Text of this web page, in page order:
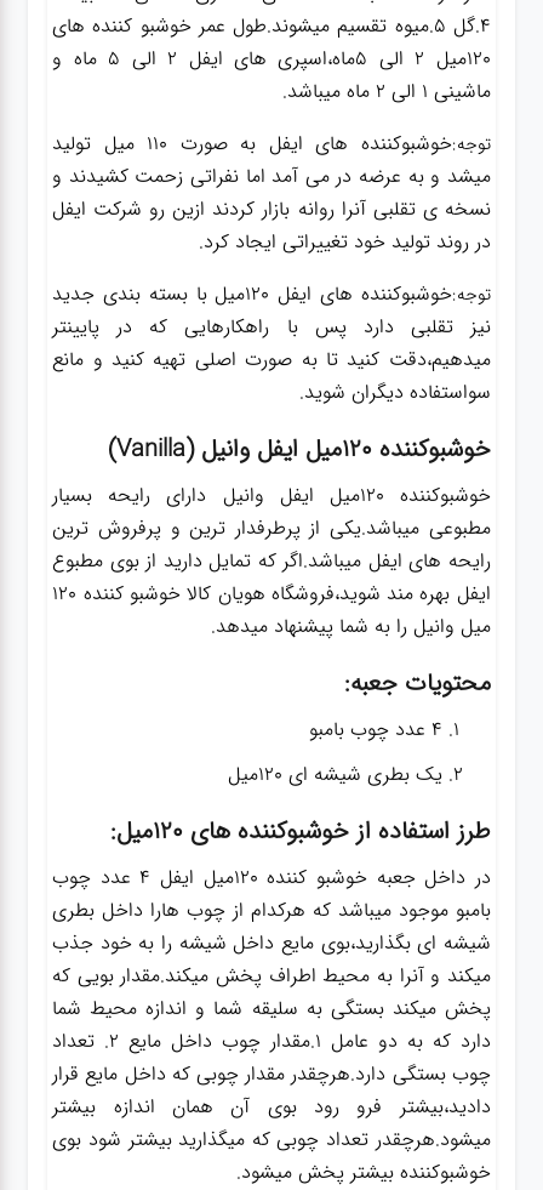
4.گل 5.میوه تقسیم میشوند.طول عمر خوشبو کننده های
120میل 2 الی 5ماه،اسپری های ایفل 2 الی 5 ماه و
ماشینی 1 الی 2 ماه میباشد.
توجه:
خوشبوکننده های ایفل به صورت 110 میل تولید
میشد و به عرضه در می آمد اما نفراتی زحمت کشیدند و
نسخه ی تقلبی آنرا روانه بازار کردند ازین رو شرکت ایفل
در روند تولید خود تغییراتی ایجاد کرد.
توجه:
خوشبوکننده های ایفل 120میل با بسته بندی جدید
نیز تقلبی دارد پس با راهکارهایی که در پایینتر
میدهیم،دقت کنید تا به صورت اصلی تهیه کنید و مانع
سواستفاده دیگران شوید.
خوشبوکننده 120میل ایفل وانیل (Vanilla)
خوشبوکننده 120میل ایفل وانیل دارای رایحه بسیار
مطبوعی میباشد.یکی از پرطرفدار ترین و پرفروش ترین
رایحه های ایفل میباشد.اگر که تمایل دارید از بوی مطبوع
ایفل بهره مند شوید،فروشگاه هویان کالا خوشبو کننده 120
میل وانیل را به شما پیشنهاد میدهد.
محتویات جعبه:
4 عدد چوب بامبو
یک بطری شیشه ای 120میل
طرز استفاده از خوشبوکننده های 120میل:
در داخل جعبه خوشبو کننده 120میل ایفل 4 عدد چوب
بامبو موجود میباشد که هرکدام از چوب هارا داخل بطری
شیشه ای بگذارید،بوی مایع داخل شیشه را به خود جذب
میکند و آنرا به محیط اطراف پخش میکند.مقدار بویی که
پخش میکند بستگی به سلیقه شما و اندازه محیط شما
دارد که به دو عامل 1.مقدار چوب داخل مایع 2. تعداد
چوب بستگی دارد.هرچقدر مقدار چوبی که داخل مایع قرار
دادید،بیشتر فرو رود بوی آن همان اندازه بیشتر
میشود.هرچقدر تعداد چوبی که میگذارید بیشتر شود بوی
خوشبوکننده بیشتر پخش میشود.